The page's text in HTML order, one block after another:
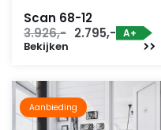
Scan 68-12
3.926,- Oorspronkelijke
3.926,-.
2.795,- Huidige
2.795,-.
A+
Bekijken
Aanbieding